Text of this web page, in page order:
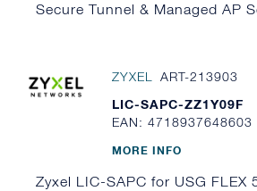
Secure Tunnel & Managed AP
ZYXEL
ART-213903
LIC-SAPC-ZZ1Y09F
EAN: 4718937648603
MORE INFO
Zyxel LIC-SAPC for USG FLEX